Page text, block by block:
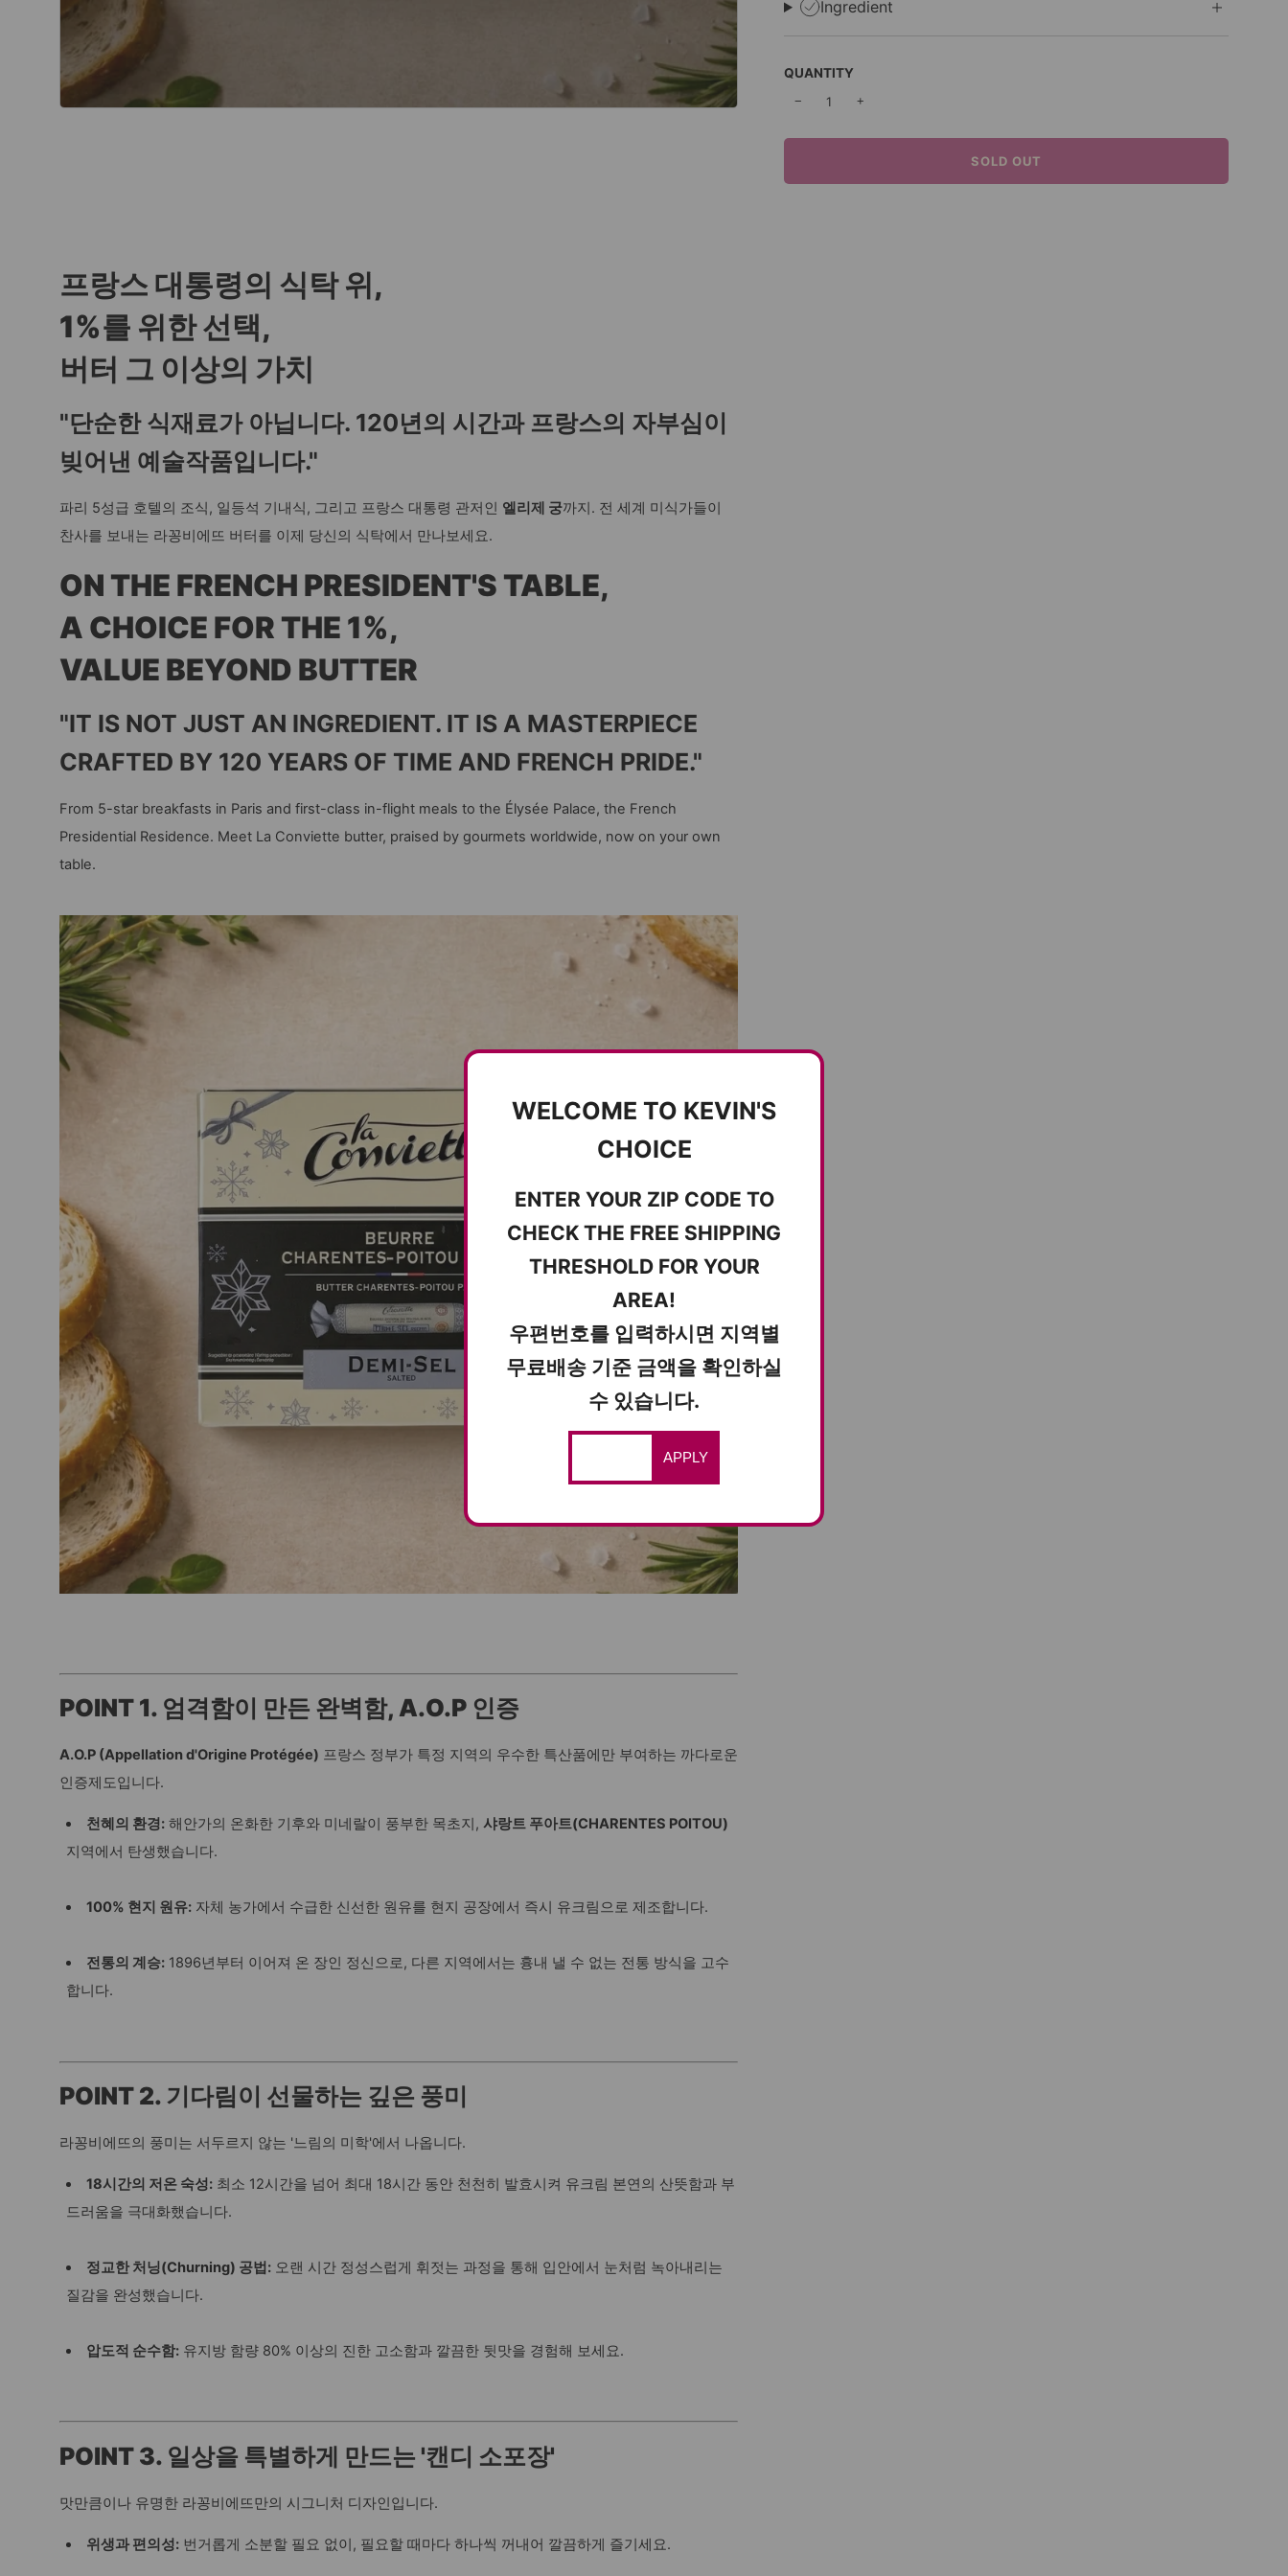
Ingredient
QUANTITY
− +
SOLD OUT
프랑스 대통령의 식탁 위,
1%를 위한 선택,
버터 그 이상의 가치
"단순한 식재료가 아닙니다. 120년의 시간과 프랑스의 자부심이
빚어낸 예술작품입니다."
파리 5성급 호텔의 조식, 일등석 기내식, 그리고 프랑스 대통령 관저인 엘리제 궁까지. 전 세계 미식가들이
찬사를 보내는 라꽁비에뜨 버터를 이제 당신의 식탁에서 만나보세요.
ON THE FRENCH PRESIDENT'S TABLE,
A CHOICE FOR THE 1%,
VALUE BEYOND BUTTER
"IT IS NOT JUST AN INGREDIENT. IT IS A MASTERPIECE
CRAFTED BY 120 YEARS OF TIME AND FRENCH PRIDE."
From 5-star breakfasts in Paris and first-class in-flight meals to the Élysée Palace, the French
Presidential Residence. Meet La Conviette butter, praised by gourmets worldwide, now on your own
table.
POINT 1. 엄격함이 만든 완벽함, A.O.P 인증
A.O.P (Appellation d'Origine Protégée) 프랑스 정부가 특정 지역의 우수한 특산품에만 부여하는 까다로운
인증제도입니다.
천혜의 환경:해안가의 온화한 기후와 미네랄이 풍부한 목초지, 샤랑트 푸아트(CHARENTES POITOU)
지역에서 탄생했습니다.
100% 현지 원유:자체 농가에서 수급한 신선한 원유를 현지 공장에서 즉시 유크림으로 제조합니다.
전통의 계승:1896년부터 이어져 온 장인 정신으로, 다른 지역에서는 흉내 낼 수 없는 전통 방식을 고수
합니다.
POINT 2. 기다림이 선물하는 깊은 풍미
라꽁비에뜨의 풍미는 서두르지 않는 '느림의 미학'에서 나옵니다.
18시간의 저온 숙성:최소 12시간을 넘어 최대 18시간 동안 천천히 발효시켜 유크림 본연의 산뜻함과 부
드러움을 극대화했습니다.
정교한 처닝(Churning) 공법:오랜 시간 정성스럽게 휘젓는 과정을 통해 입안에서 눈처럼 녹아내리는
질감을 완성했습니다.
압도적 순수함:유지방 함량 80% 이상의 진한 고소함과 깔끔한 뒷맛을 경험해 보세요.
POINT 3. 일상을 특별하게 만드는 '캔디 소포장'
맛만큼이나 유명한 라꽁비에뜨만의 시그니처 디자인입니다.
위생과 편의성:번거롭게 소분할 필요 없이, 필요할 때마다 하나씩 꺼내어 깔끔하게 즐기세요.
WELCOME TO KEVIN'S
CHOICE
ENTER YOUR ZIP CODE TO
CHECK THE FREE SHIPPING
THRESHOLD FOR YOUR
AREA!
우편번호를 입력하시면 지역별
무료배송 기준 금액을 확인하실
수 있습니다.
APPLY